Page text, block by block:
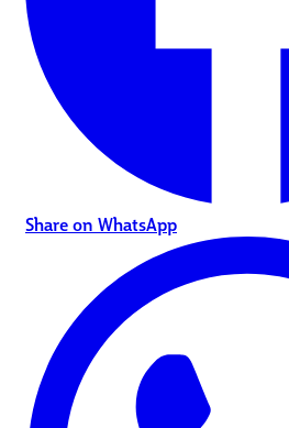
Share on WhatsApp